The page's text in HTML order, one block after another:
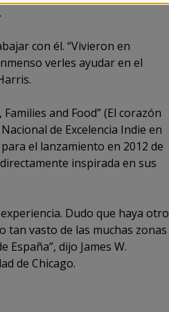
con él. “Vivieron en
verles ayudar en el
and Food” (El corazón
de Excelencia Indie en
el lanzamiento en 2012 de
inspirada en sus
Dudo que haya otro
vasto de las muchas zonas
dijo James W.
de Chicago.